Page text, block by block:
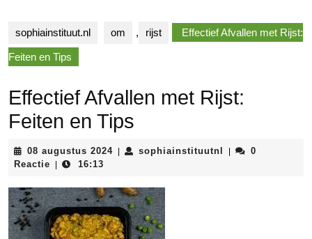
sophiainstituut.nl om , rijst Effectief Afvallen met Rijst:
Feiten en Tips
Effectief Afvallen met Rijst:
Feiten en Tips
08 augustus 202408
sophiainstituutnl sophiainstituutnl
0
Reactie
16:13